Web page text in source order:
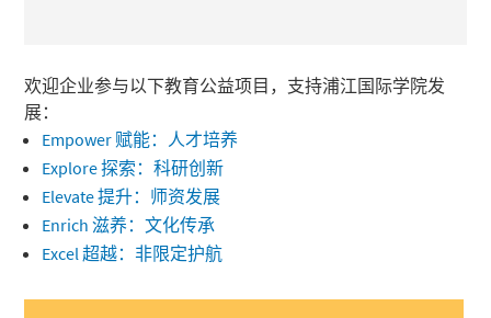
欢迎企业参与以下教育公益项目，支持浦江国际学院发
展：
Empower 赋能：人才培养
Explore 探索：科研创新
Elevate 提升：师资发展
Enrich 滋养：文化传承
Excel 超越：非限定护航